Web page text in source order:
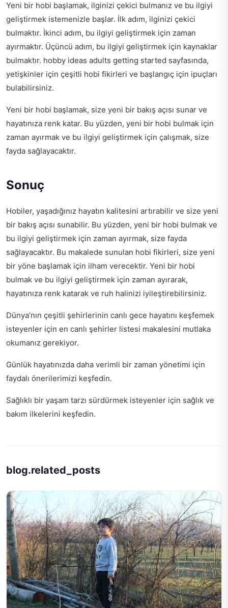
Yeni bir hobi başlamak, ilginizi çekici bulmanız ve bu ilgiyi
geliştirmek istemenizle başlar. İlk adım, ilginizi çekici
bulmaktır. İkinci adım, bu ilgiyi geliştirmek için zaman
ayırmaktır. Üçüncü adım, bu ilgiyi geliştirmek için kaynaklar
bulmaktır. hobby ideas adults getting started sayfasında,
yetişkinler için çeşitli hobi fikirleri ve başlangıç için ipuçları
bulabilirsiniz.
Yeni bir hobi başlamak, size yeni bir bakış açısı sunar ve
hayatınıza renk katar. Bu yüzden, yeni bir hobi bulmak için
zaman ayırmak ve bu ilgiyi geliştirmek için çalışmak, size
fayda sağlayacaktır.
Sonuç
Hobiler, yaşadığınız hayatın kalitesini artırabilir ve size yeni
bir bakış açısı sunabilir. Bu yüzden, yeni bir hobi bulmak ve
bu ilgiyi geliştirmek için zaman ayırmak, size fayda
sağlayacaktır. Bu makalede sunulan hobi fikirleri, size yeni
bir yöne başlamak için ilham verecektir. Yeni bir hobi
bulmak ve bu ilgiyi geliştirmek için zaman ayırarak,
hayatınıza renk katarak ve ruh halinizi iyileştirebilirsiniz.
Dünya’nın çeşitli şehirlerinin canlı gece hayatını keşfemek
isteyenler için en canlı şehirler listesi makalesini mutlaka
okumanız gerekiyor.
Günlük hayatınızda daha verimli bir zaman yönetimi için
faydalı önerilerimizi keşfedin.
Sağlıklı bir yaşam tarzı sürdürmek isteyenler için sağlık ve
bakım ilkelerini keşfedin.
blog.related_posts